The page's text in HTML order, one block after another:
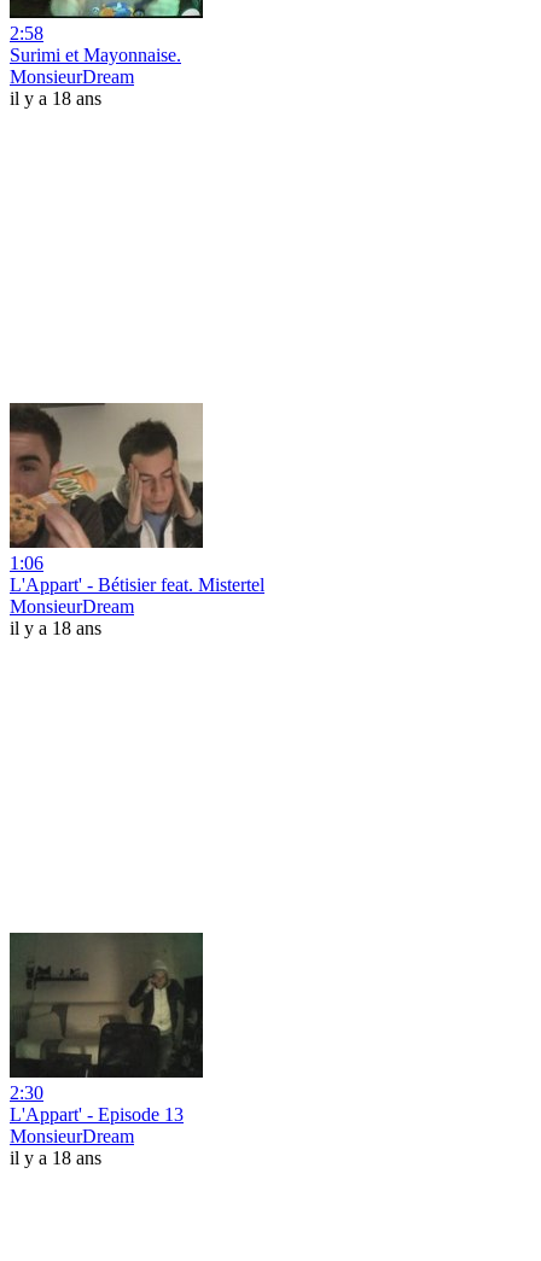
2:58
Surimi et Mayonnaise.
MonsieurDream
il y a 18 ans
1:06
L'Appart' - Bétisier feat. Mistertel
MonsieurDream
il y a 18 ans
2:30
L'Appart' - Episode 13
MonsieurDream
il y a 18 ans